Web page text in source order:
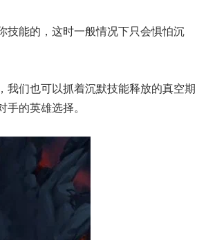
技能的，这时一般情况下只会惧怕沉
我们也可以抓着沉默技能释放的真空期
的英雄选择。